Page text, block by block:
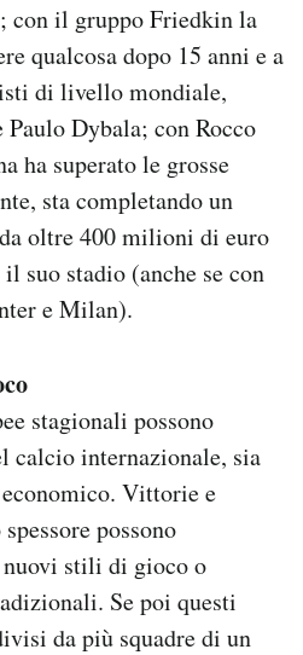
con il gruppo Friedkin la
qualcosa dopo 15 anni e a
di livello mondiale,
Dybala; con Rocco
ha superato le grosse
sta completando un
oltre 400 milioni di euro
suo stadio (anche se con
e Milan).
stagionali possono
calcio internazionale, sia
Vittorie e
possono
stili di gioco o
Se poi questi
da più squadre di un